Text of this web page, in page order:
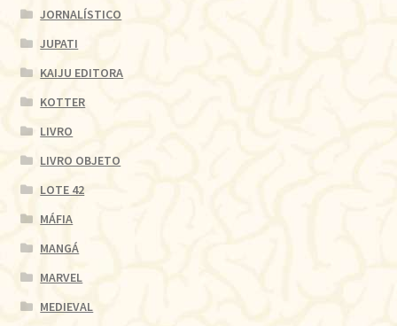
JORNALÍSTICO
JUPATI
KAIJU EDITORA
KOTTER
LIVRO
LIVRO OBJETO
LOTE 42
MÁFIA
MANGÁ
MARVEL
MEDIEVAL